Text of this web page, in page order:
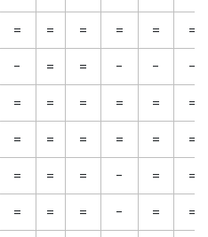
= = = = =
=
- = = - -
-
= = = = =
=
= = = = =
=
= = = - =
=
= = = - =
=